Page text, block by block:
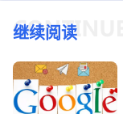
继续阅读